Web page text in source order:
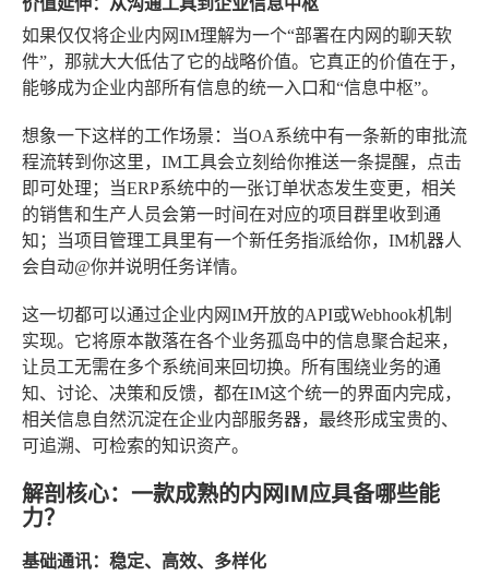
如果仅仅将企业内网IM理解为一个“部署在内网的聊天软
件”，那就大大低估了它的战略价值。它真正的价值在于，
能够成为企业内部所有信息的统一入口和“信息中枢”。
想象一下这样的工作场景：当OA系统中有一条新的审批流
程流转到你这里，IM工具会立刻给你推送一条提醒，点击
即可处理；当ERP系统中的一张订单状态发生变更，相关
的销售和生产人员会第一时间在对应的项目群里收到通
知；当项目管理工具里有一个新任务指派给你，IM机器人
会自动@你并说明任务详情。
这一切都可以通过企业内网IM开放的API或Webhook机制
实现。它将原本散落在各个业务孤岛中的信息聚合起来，
让员工无需在多个系统间来回切换。所有围绕业务的通
知、讨论、决策和反馈，都在IM这个统一的界面内完成，
相关信息自然沉淀在企业内部服务器，最终形成宝贵的、
可追溯、可检索的知识资产。
解剖核心：一款成熟的内网IM应具备哪些能
力？
基础通讯：稳定、高效、多样化